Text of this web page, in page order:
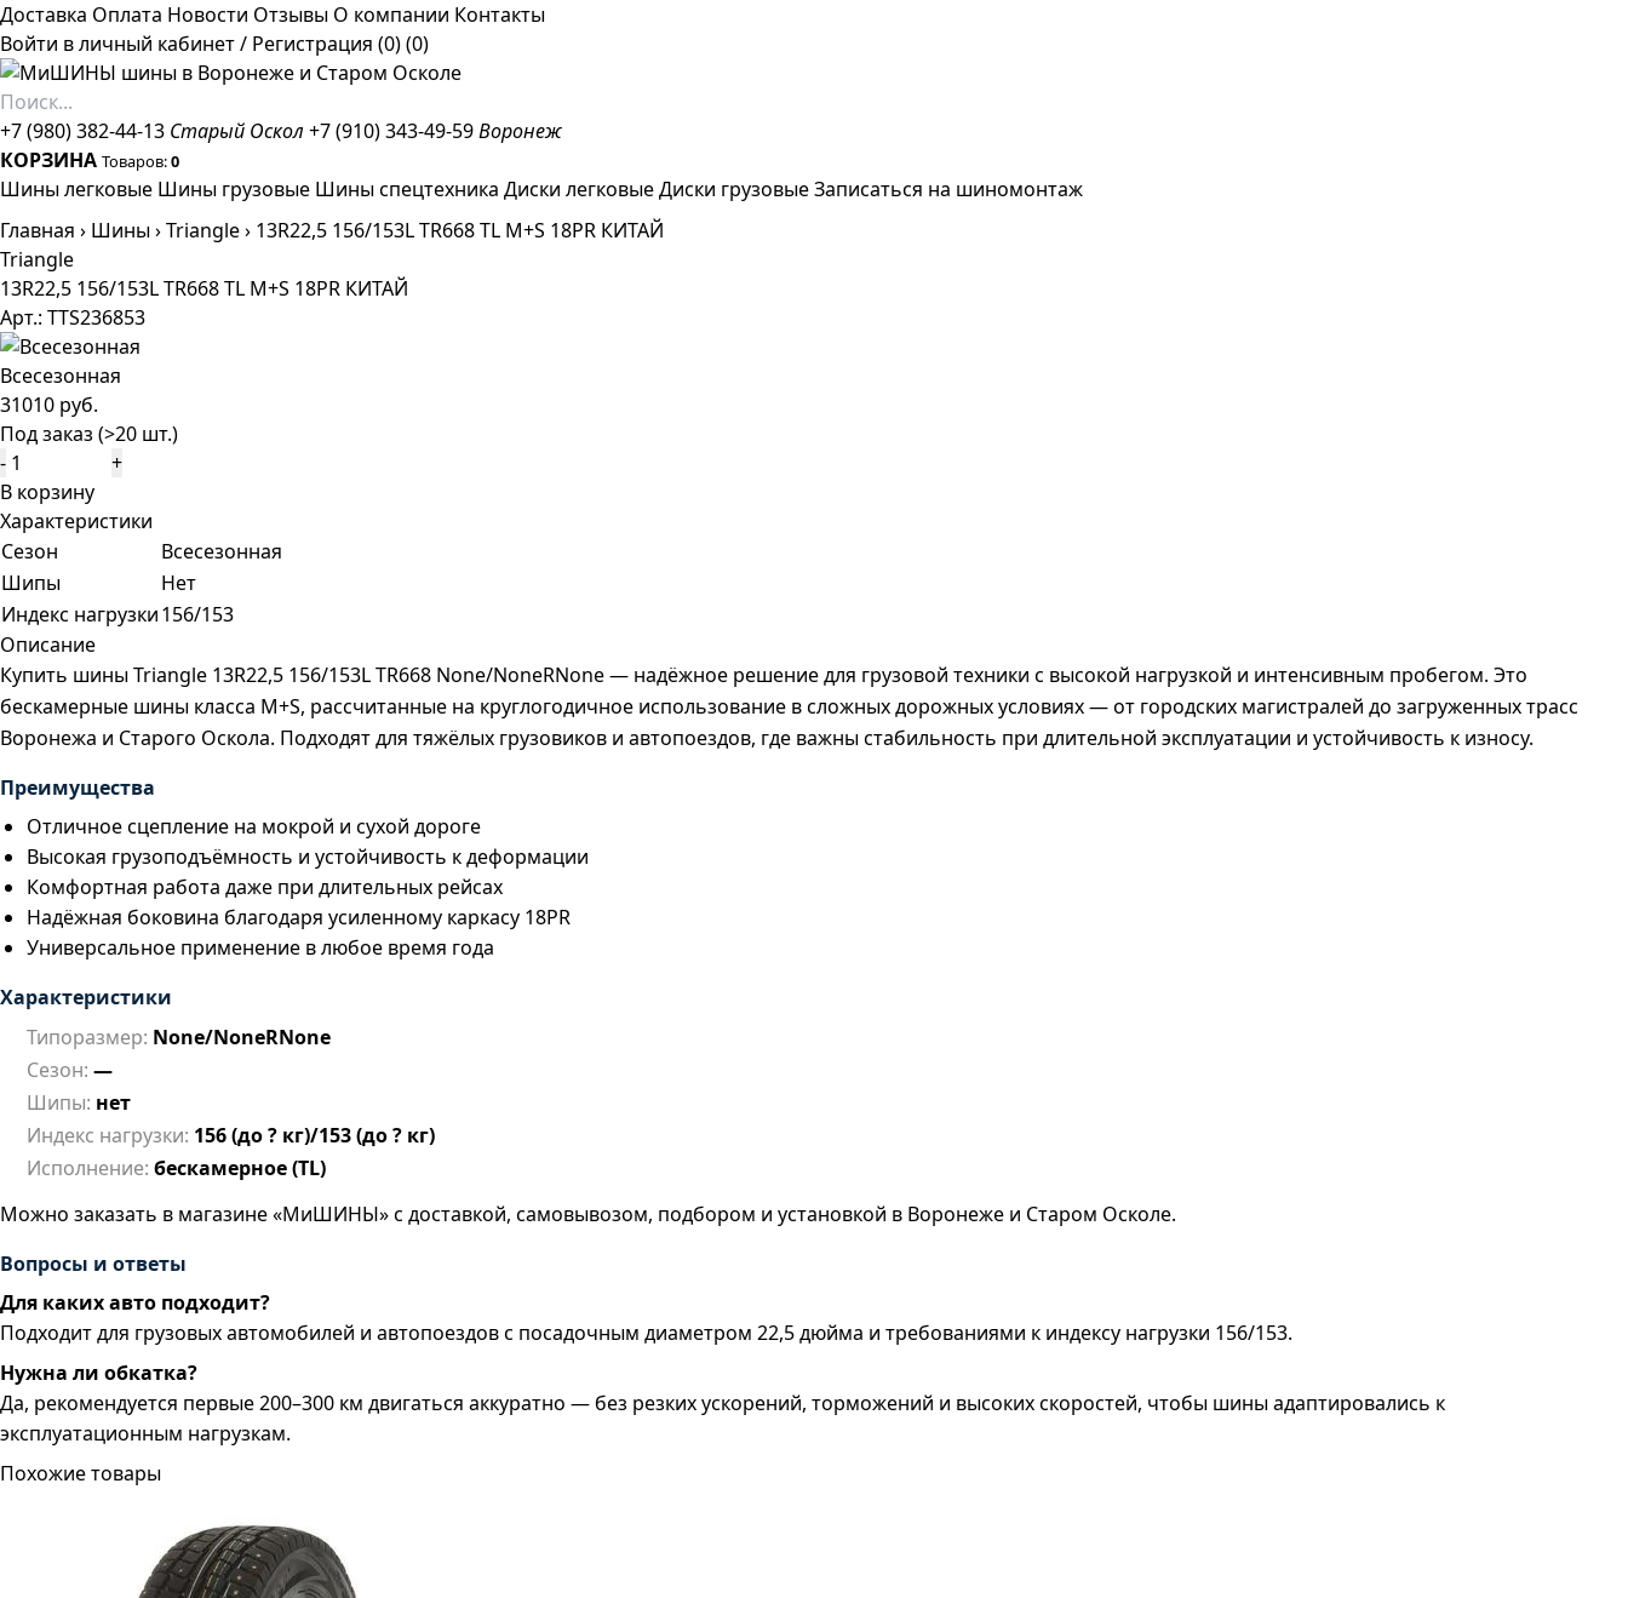
Доставка Оплата Новости Отзывы О компании Контакты
Войти в личный кабинет/ Регистрация (0)(0)
+7 (980) 382-44-13 Старый Оскол +7 (910) 343-49-59Воронеж
КОРЗИНА Товаров:0
Шины легковые Шины грузовые Шины спецтехника Диски легковыеДиски грузовыеЗаписаться на шиномонтаж
Главная › Шины›Triangle› 13R22,5 156/153L TR668 TL M+S 18PR КИТАЙ
Triangle
13R22,5 156/153L TR668 TL M+S 18PR КИТАЙ
Арт.: TTS236853
Всесезонная
31010 руб.
Под заказ (>20 шт.)
-
+
В корзину
Характеристики
Сезон
Всесезонная
Шипы
Нет
Индекс нагрузки156/153
Описание
Купить шины Triangle 13R22,5 156/153L TR668 None/NoneRNone — надёжное решение для грузовой техники с высокой нагрузкой и интенсивным пробегом. Это
бескамерные шины класса M+S, рассчитанные на круглогодичное использование в сложных дорожных условиях — от городских магистралей до загруженных трасс
Воронежа и Старого Оскола. Подходят для тяжёлых грузовиков и автопоездов, где важны стабильность при длительной эксплуатации и устойчивость к износу.
Преимущества
Отличное сцепление на мокрой и сухой дороге
Высокая грузоподъёмность и устойчивость к деформации
Комфортная работа даже при длительных рейсах
Надёжная боковина благодаря усиленному каркасу 18PR
Универсальное применение в любое время года
Характеристики
Типоразмер: None/NoneRNone
Сезон: —
Шипы: нет
Индекс нагрузки: 156 (до ? кг)/153 (до ? кг)
Исполнение: бескамерное (TL)
Можно заказать в магазине «МиШИНЫ» с доставкой, самовывозом, подбором и установкой в Воронеже и Старом Осколе.
Вопросы и ответы
Для каких авто подходит?
Подходит для грузовых автомобилей и автопоездов с посадочным диаметром 22,5 дюйма и требованиями к индексу нагрузки 156/153.
Нужна ли обкатка?
Да, рекомендуется первые 200–300 км двигаться аккуратно — без резких ускорений, торможений и высоких скоростей, чтобы шины адаптировались к
эксплуатационным нагрузкам.
Похожие товары